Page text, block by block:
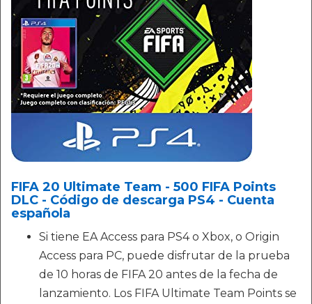
FIFA 20 Ultimate Team - 500 FIFA Points
DLC - Código de descarga PS4 - Cuenta
española
Si tiene EA Access para PS4 o Xbox, o Origin
Access para PC, puede disfrutar de la prueba
de 10 horas de FIFA 20 antes de la fecha de
lanzamiento. Los FIFA Ultimate Team Points se